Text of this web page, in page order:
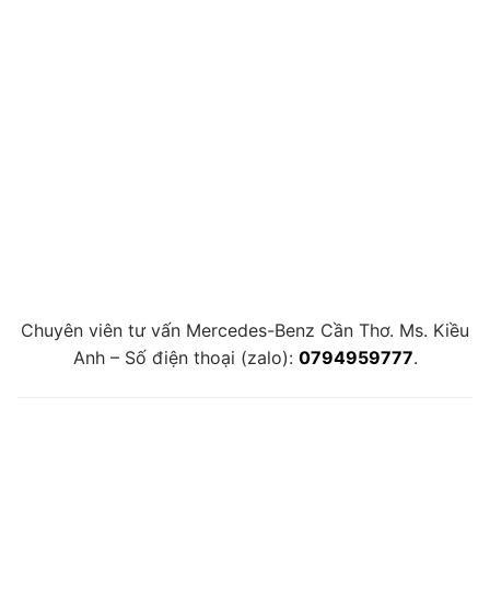
Chuyên viên tư vấn Mercedes-Benz Cần Thơ. Ms. Kiều
Anh – Số điện thoại (zalo): 0794959777.